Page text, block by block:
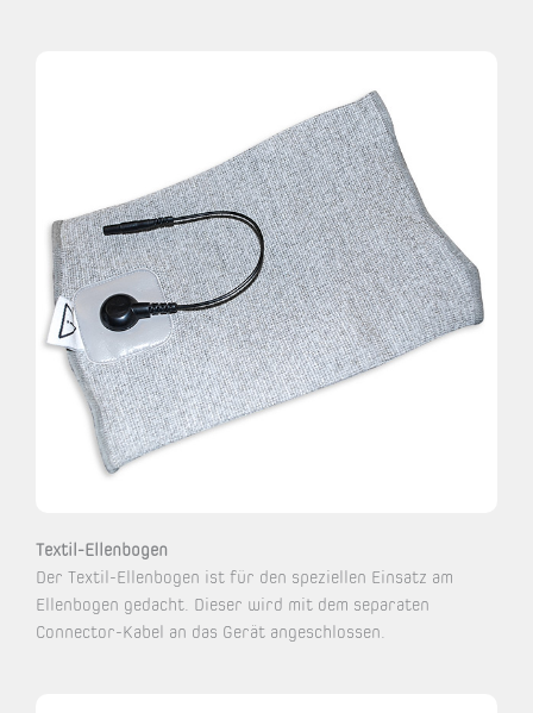
Textil-Ellenbogen
Der Textil-Ellenbogen ist für den speziellen Einsatz am
Ellenbogen gedacht. Dieser wird mit dem separaten
Connector-Kabel an das Gerät angeschlossen.